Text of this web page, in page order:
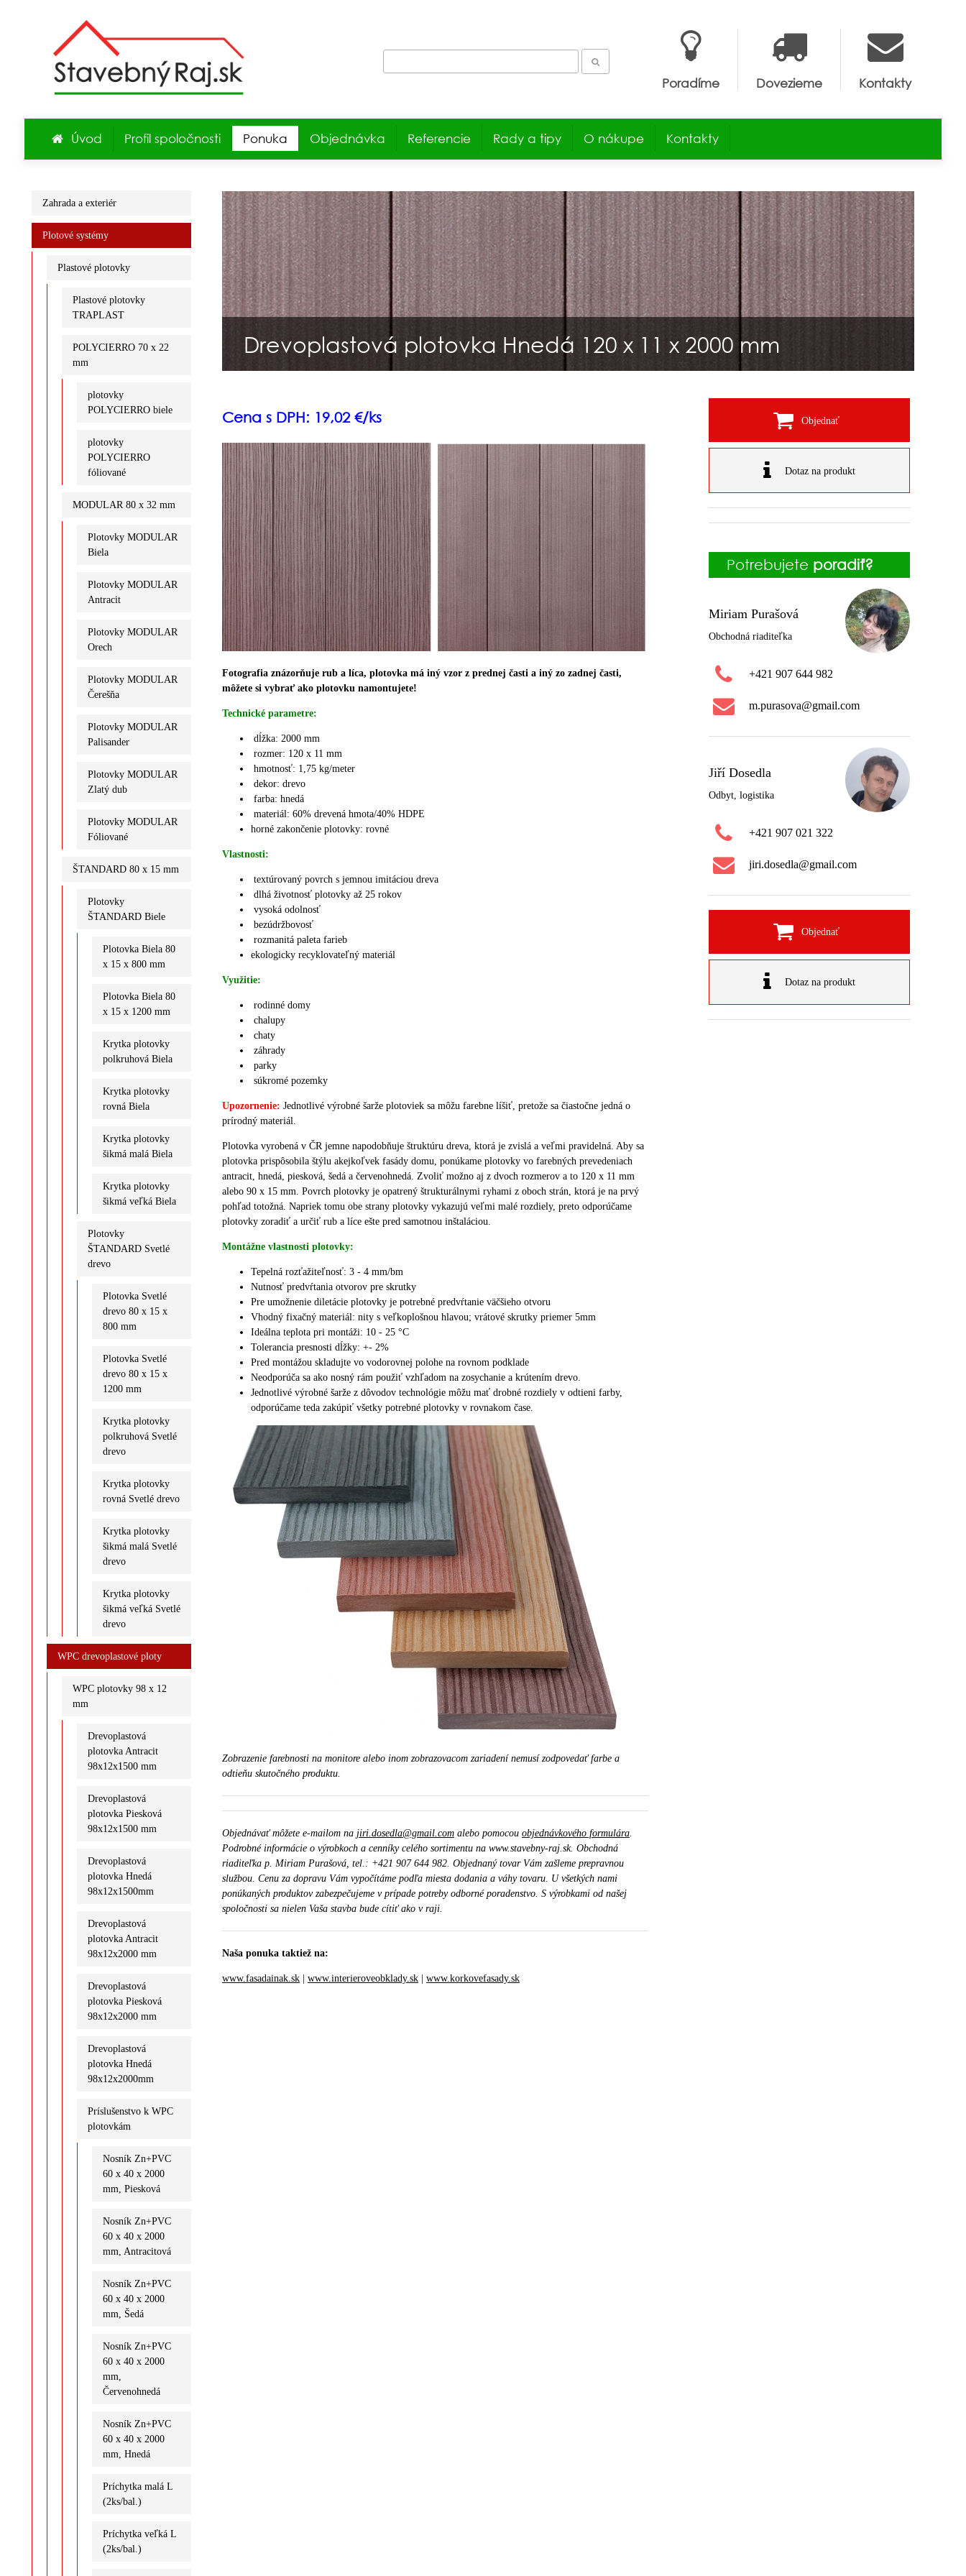
Kontakty
Dovezieme
Poradíme
Úvod Profil spoločnosti Ponuka Objednávka Referencie Rady a tipy O nákupe Kontakty
Zahrada a exteriér
Plotové systémy
Plastové plotovky
Plastové plotovky
TRAPLAST
POLYCIERRO 70 x 22
mm
plotovky
POLYCIERRO biele
plotovky
POLYCIERRO
fóliované
MODULAR 80 x 32 mm
Plotovky MODULAR
Biela
Plotovky MODULAR
Antracit
Plotovky MODULAR
Orech
Plotovky MODULAR
Čerešňa
Plotovky MODULAR
Palisander
Plotovky MODULAR
Zlatý dub
Plotovky MODULAR
Fóliované
ŠTANDARD 80 x 15 mm
Plotovky
ŠTANDARD Biele
Plotovka Biela 80
x 15 x 800 mm
Plotovka Biela 80
x 15 x 1200 mm
Krytka plotovky
polkruhová Biela
Krytka plotovky
rovná Biela
Krytka plotovky
šikmá malá Biela
Krytka plotovky
šikmá veľká Biela
Plotovky
ŠTANDARD Svetlé
drevo
Plotovka Svetlé
drevo 80 x 15 x
800 mm
Plotovka Svetlé
drevo 80 x 15 x
1200 mm
Krytka plotovky
polkruhová Svetlé
drevo
Krytka plotovky
rovná Svetlé drevo
Krytka plotovky
šikmá malá Svetlé
drevo
Krytka plotovky
šikmá veľká Svetlé
drevo
WPC drevoplastové ploty
WPC plotovky 98 x 12
mm
Drevoplastová
plotovka Antracit
98x12x1500 mm
Drevoplastová
plotovka Piesková
98x12x1500 mm
Drevoplastová
plotovka Hnedá
98x12x1500mm
Drevoplastová
plotovka Antracit
98x12x2000 mm
Drevoplastová
plotovka Piesková
98x12x2000 mm
Drevoplastová
plotovka Hnedá
98x12x2000mm
Príslušenstvo k WPC
plotovkám
Nosník Zn+PVC
60 x 40 x 2000
mm, Piesková
Nosník Zn+PVC
60 x 40 x 2000
mm, Antracitová
Nosník Zn+PVC
60 x 40 x 2000
mm, Šedá
Nosník Zn+PVC
60 x 40 x 2000
mm,
Červenohnedá
Nosník Zn+PVC
60 x 40 x 2000
mm, Hnedá
Príchytka malá L
(2ks/bal.)
Príchytka veľká L
(2ks/bal.)
Drevoplastová plotovka Hnedá 120 x 11 x 2000 mm
Cena s DPH: 19,02 €/ks
Fotografia znázorňuje rub a líca, plotovka má iný vzor z prednej časti a iný zo zadnej časti,
môžete si vybrať ako plotovku namontujete!
Technické parametre:
dĺžka: 2000 mm
rozmer: 120 x 11 mm
hmotnosť: 1,75 kg/meter
dekor: drevo
farba: hnedá
materiál: 60% drevená hmota/40% HDPE
horné zakončenie plotovky: rovné
Vlastnosti:
textúrovaný povrch s jemnou imitáciou dreva
dlhá životnosť plotovky až 25 rokov
vysoká odolnosť
bezúdržbovosť
rozmanitá paleta farieb
ekologicky recyklovateľný materiál
Využitie:
rodinné domy
chalupy
chaty
záhrady
parky
súkromé pozemky
Upozornenie: Jednotlivé výrobné šarže plotoviek sa môžu farebne líšiť, pretože sa čiastočne jedná o
prírodný materiál.
Plotovka vyrobená v ČR jemne napodobňuje štruktúru dreva, ktorá je zvislá a veľmi pravidelná. Aby sa
plotovka prispôsobila štýlu akejkoľvek fasády domu, ponúkame plotovky vo farebných prevedeniach
antracit, hnedá, piesková, šedá a červenohnedá. Zvoliť možno aj z dvoch rozmerov a to 120 x 11 mm
alebo 90 x 15 mm. Povrch plotovky je opatrený štrukturálnymi ryhami z oboch strán, ktorá je na prvý
pohľad totožná. Napriek tomu obe strany plotovky vykazujú veľmi malé rozdiely, preto odporúčame
plotovky zoradiť a určiť rub a líce ešte pred samotnou inštaláciou.
Montážne vlastnosti plotovky:
Tepelná rozťažiteľnosť: 3 - 4 mm/bm
Nutnosť predvŕtania otvorov pre skrutky
Pre umožnenie diletácie plotovky je potrebné predvŕtanie väčšieho otvoru
Vhodný fixačný materiál: nity s veľkoplošnou hlavou; vrátové skrutky priemer 5mm
Ideálna teplota pri montáži: 10 - 25 °C
Tolerancia presnosti dĺžky: +- 2%
Pred montážou skladujte vo vodorovnej polohe na rovnom podklade
Neodporúča sa ako nosný rám použiť vzhľadom na zosychanie a krútením drevo.
Jednotlivé výrobné šarže z dôvodov technológie môžu mať drobné rozdiely v odtieni farby,
odporúčame teda zakúpiť všetky potrebné plotovky v rovnakom čase.
Zobrazenie farebnosti na monitore alebo inom zobrazovacom zariadení nemusí zodpovedať farbe a
odtieňu skutočného produktu.
Objednávať môžete e-mailom na jiri.dosedla@gmail.comalebo pomocou objednávkového formulára.
Podrobné informácie o výrobkoch a cenníky celého sortimentu na www.stavebny-raj.sk. Obchodná
riaditeľka p. Miriam Purašová, tel.: +421 907 644 982. Objednaný tovar Vám zašleme prepravnou
službou. Cenu za dopravu Vám vypočítáme podľa miesta dodania a váhy tovaru. U všetkých nami
ponúkaných produktov zabezpečujeme v prípade potreby odborné poradenstvo. S výrobkami od našej
spoločnosti sa nielen Vaša stavba bude cítiť ako v raji.
Naša ponuka taktiež na:
www.fasadainak.sk| www.interieroveobklady.sk| www.korkovefasady.sk
Objednať
Dotaz na produkt
Potrebujete poradiť?
Miriam Purašová
Obchodná riaditeľka
+421 907 644 982
m.purasova@gmail.com
Jiří Dosedla
Odbyt, logistika
+421 907 021 322
jiri.dosedla@gmail.com
Objednať
Dotaz na produkt